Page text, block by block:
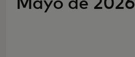
Mayo de 2026